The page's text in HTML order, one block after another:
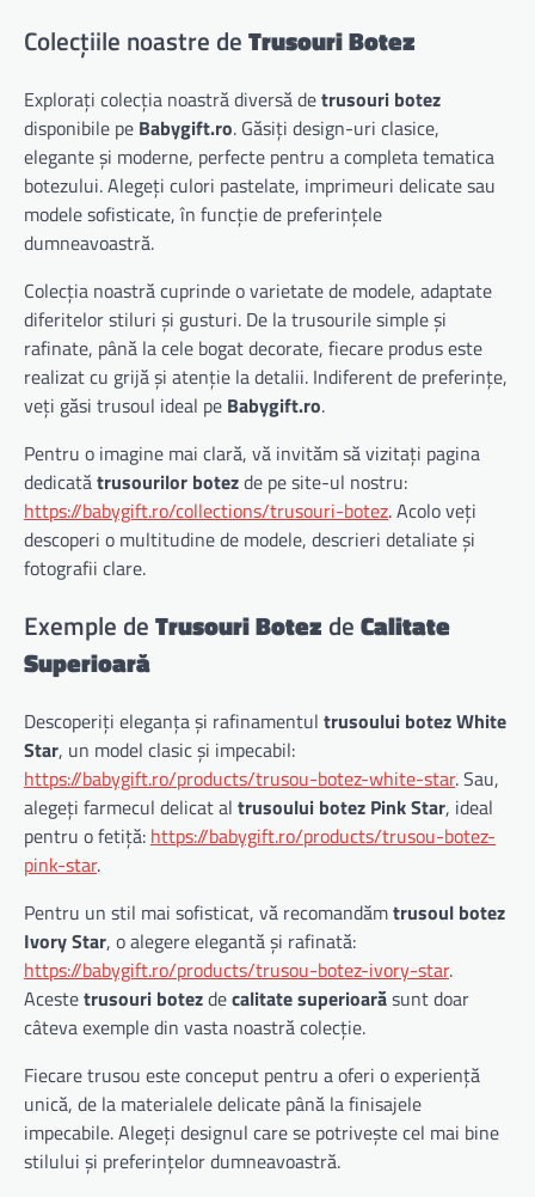
Colecțiile noastre deTrusouri Botez
Explorați colecția noastră diversă detrusouri botez
disponibile pe Babygift.ro. Găsiți design-uri clasice,
elegante și moderne, perfecte pentru a completa tematica
botezului. Alegeți culori pastelate, imprimeuri delicate sau
modele sofisticate, în funcție de preferințele
dumneavoastră.
Colecția noastră cuprinde o varietate de modele, adaptate
diferitelor stiluri și gusturi. De la trusourile simple și
rafinate, până la cele bogat decorate, fiecare produs este
realizat cu grijă și atenție la detalii. Indiferent de preferințe,
veți găsi trusoul ideal pe Babygift.ro.
Pentru o imagine mai clară, vă invităm să vizitați pagina
dedicatătrusourilor botezde pe site-ul nostru:
https://babygift.ro/collections/trusouri-botez. Acolo veți
descoperi o multitudine de modele, descrieri detaliate și
fotografii clare.
Exemple deTrusouri Botez deCalitate
Superioară
Descoperiți eleganța și rafinamentul trusoului botez White
Star, un model clasic și impecabil:
https://babygift.ro/products/trusou-botez-white-star. Sau,
alegeți farmecul delicat al trusoului botez Pink Star, ideal
pentru o fetiță: https://babygift.ro/products/trusou-botez-
pink-star.
Pentru un stil mai sofisticat, vă recomandămtrusoul botez
Ivory Star, o alegere elegantă și rafinată:
https://babygift.ro/products/trusou-botez-ivory-star.
Acestetrusouri botezdecalitate superioarăsunt doar
câteva exemple din vasta noastră colecție.
Fiecare trusou este conceput pentru a oferi o experiență
unică, de la materialele delicate până la finisajele
impecabile. Alegeți designul care se potrivește cel mai bine
stilului și preferințelor dumneavoastră.